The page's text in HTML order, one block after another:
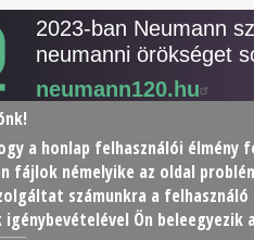
2023-ban Neumann
neumanni örökséget
neumann120.hu
Számítógéptudományi
Impresszum Kapcsolat
a honlap felhasználói élmény
fájlok némelyike az oldal
számunkra a
Ön beleegyezik